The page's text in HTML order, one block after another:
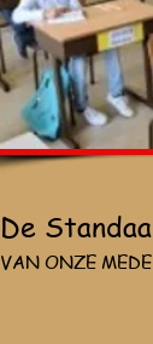
De
VAN ONZE